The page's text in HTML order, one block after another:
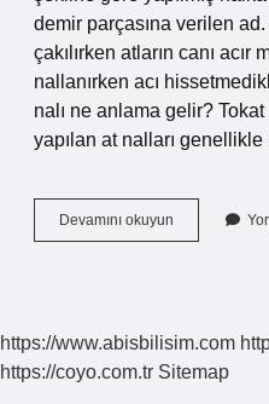
demir parçasına verilen ad.
çakılırken atların canı acır
nallanırken acı
nalı ne anlama gelir?
yapılan at nalları
Devamını okuyun
Nal
https://www.abisbilisim.com
https://coyo.com.tr Sitemap